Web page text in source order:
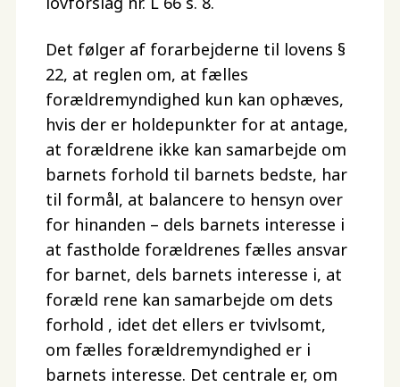
Det følger af forarbejderne til lovens §
22, at reglen om, at fælles
forældremyndighed kun kan ophæves,
hvis der er holdepunkter for at antage,
at forældrene ikke kan samarbejde om
barnets forhold til barnets bedste, har
til formål, at balancere to hensyn over
for hinanden – dels barnets interesse i
at fastholde forældrenes fælles ansvar
for barnet, dels barnets interesse i, at
foræld rene kan samarbejde om dets
forhold , idet det ellers er tvivlsomt,
om fælles forældremyndighed er i
barnets interesse. Det centrale er, om